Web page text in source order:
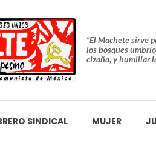
“El Machete sirve
los bosques
cizaña, y humillar
SINDICAL MUJER